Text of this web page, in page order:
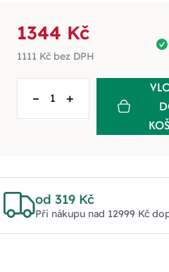
1344 Kč
1111 Kčbez DPH
– +
od 319 Kč
Při nákupu nad 12999 Kč